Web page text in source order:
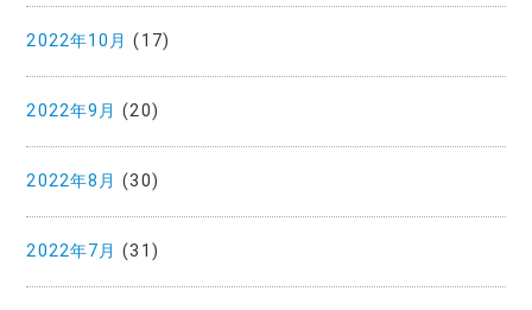
2022年10月 (17)
2022年9月 (20)
2022年8月 (30)
2022年7月 (31)